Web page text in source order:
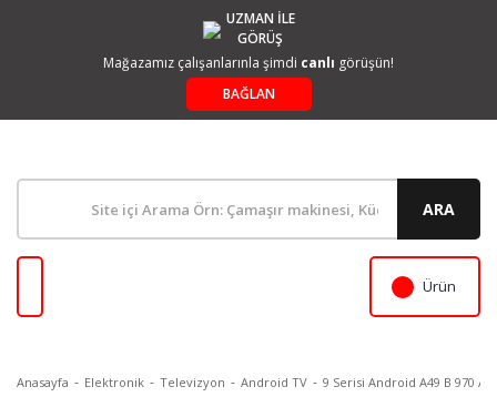
UZMAN İLE
GÖRÜŞ
Mağazamız çalışanlarınla şimdi canlı görüşün!
BAĞLAN
ARA
Ürün
Anasayfa Elektronik Televizyon Android TV 9 Serisi Android A49 B 970 A /